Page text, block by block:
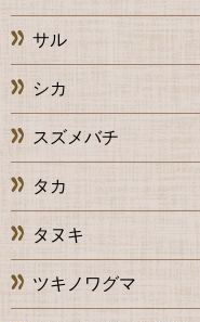
サル
シカ
スズメバチ
タカ
タヌキ
ツキノワグマ